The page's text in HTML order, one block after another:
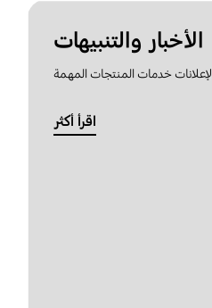
الأخبار والتنبيهات
لإعلانات خدمات المنتجات المهمة
اقرأ أكثر